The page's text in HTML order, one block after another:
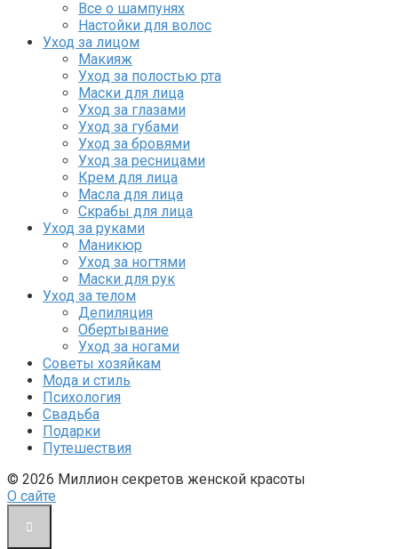
Все о шампунях
Настойки для волос
Уход за лицом
Макияж
Уход за полостью рта
Маски для лица
Уход за глазами
Уход за губами
Уход за бровями
Уход за ресницами
Крем для лица
Масла для лица
Скрабы для лица
Уход за руками
Маникюр
Уход за ногтями
Маски для рук
Уход за телом
Депиляция
Обертывание
Уход за ногами
Советы хозяйкам
Мода и стиль
Психология
Свадьба
Подарки
Путешествия
© 2026 Миллион секретов женской красоты
О сайте